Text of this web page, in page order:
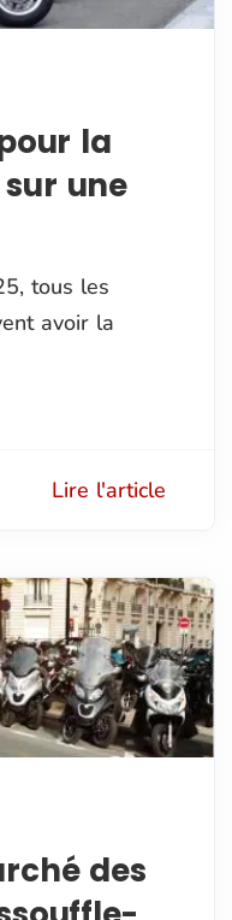
la
une
tous les
avoir la
Lire l'article
des